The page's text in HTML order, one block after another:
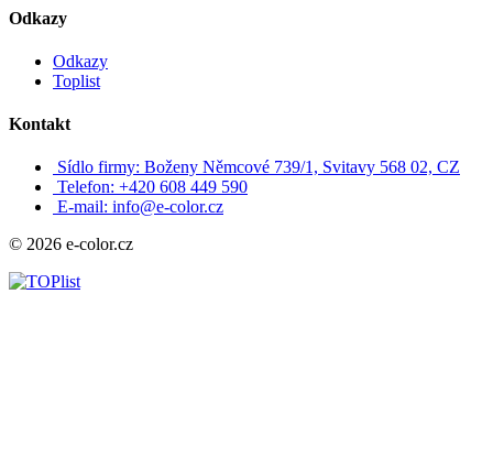
Odkazy
Odkazy
Toplist
Kontakt
Sídlo firmy: Boženy Němcové 739/1, Svitavy 568 02, CZ
Telefon: +420 608 449 590
E-mail: info@e-color.cz
© 2026 e-color.cz